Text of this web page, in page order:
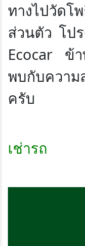
ทางไปวัด
ส่วนตัว โปร
Ecocar ข้า
พบกับควา
ครับ
เช่ารถ